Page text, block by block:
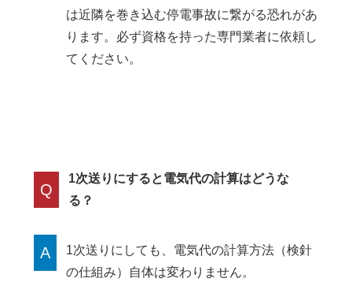
は近隣を巻き込む停電事故に繋がる恐れがあ
ります。必ず資格を持った専門業者に依頼し
てください。
Q
1次送りにすると電気代の計算はどうな
る？
A
1次送りにしても、電気代の計算方法（検針
の仕組み）自体は変わりません。